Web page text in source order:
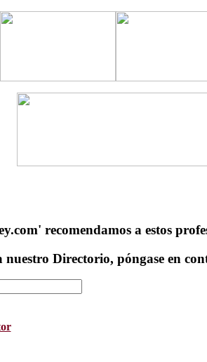
recomendamos a estos
nuestro Directorio, póngase en